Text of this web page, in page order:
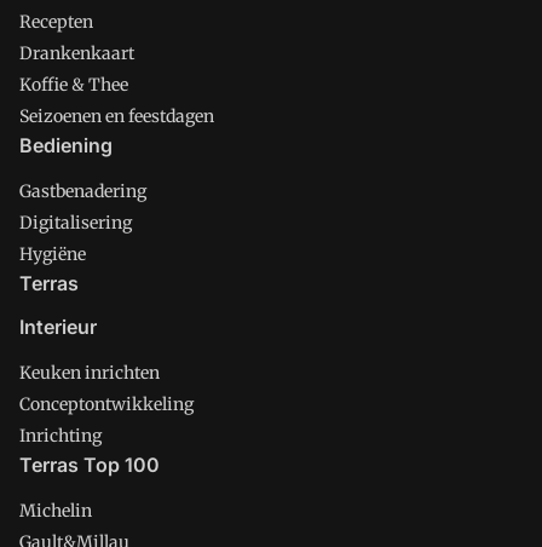
Recepten
Drankenkaart
Koffie & Thee
Seizoenen en feestdagen
Bediening
Gastbenadering
Digitalisering
Hygiëne
Terras
Interieur
Keuken inrichten
Conceptontwikkeling
Inrichting
Terras Top 100
Michelin
Gault&Millau